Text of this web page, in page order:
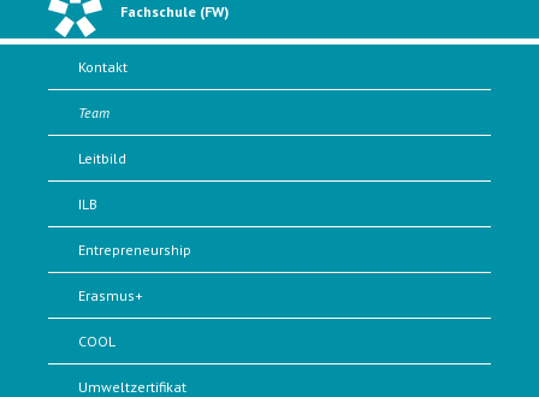
Fachschule (FW)
Kontakt
Team
Leitbild
ILB
Entrepreneurship
Erasmus+
COOL
Umweltzertifikat